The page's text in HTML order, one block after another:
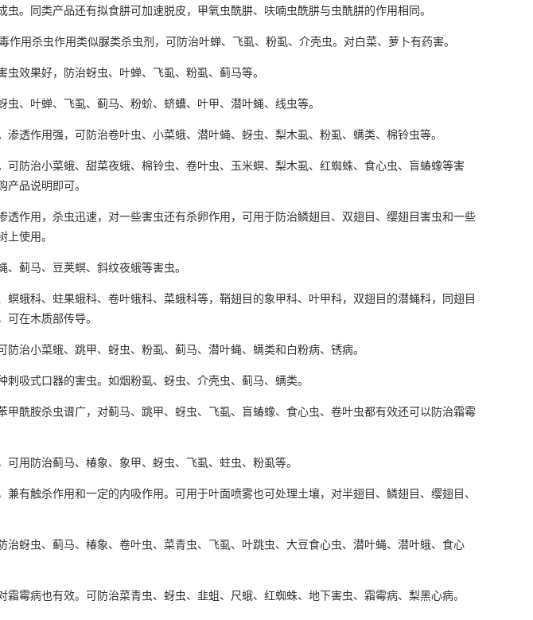
同类产品还有拟食肼可加速脱皮，甲氧虫酰肼、呋喃虫酰肼与虫酰肼的作用相同。
用杀虫作用类似脲类杀虫剂，可防治叶蝉、飞虱、粉虱、介壳虫。对白菜、萝卜有药害。
果好，防治蚜虫、叶蝉、飞虱、粉虱、蓟马等。
叶蝉、飞虱、蓟马、粉蚧、蛴螬、叶甲、潜叶蝇、线虫等。
作用强，可防治卷叶虫、小菜蛾、潜叶蝇、蚜虫、梨木虱、粉虱、螨类、棉铃虫等。
防治小菜蛾、甜菜夜蛾、棉铃虫、卷叶虫、玉米螟、梨木虱、红蜘蛛、食心虫、盲蝽蟓等害
品说明即可。
作用，杀虫迅速，对一些害虫还有杀卵作用，可用于防治鳞翅目、双翅目、缨翅目害虫和一些
使用。
蓟马、豆荚螟、斜纹夜蛾等害虫。
蛾科、蛀果蛾科、卷叶蛾科、菜蛾科等，鞘翅目的象甲科、叶甲科，双翅目的潜蝇科，同翅目
在木质部传导。
小菜蛾、跳甲、蚜虫、粉虱、蓟马、潜叶蝇、螨类和白粉病、锈病。
式口器的害虫。如烟粉虱、蚜虫、介壳虫、蓟马、螨类。
酰胺杀虫谱广，对蓟马、跳甲、蚜虫、飞虱、盲蝽蟓、食心虫、卷叶虫都有效还可以防治霜霉
防治蓟马、椿象、象甲、蚜虫、飞虱、蛀虫、粉虱等。
触杀作用和一定的内吸作用。可用于叶面喷雾也可处理土壤，对半翅目、鳞翅目、缨翅目、
蚜虫、蓟马、椿象、卷叶虫、菜青虫、飞虱、叶跳虫、大豆食心虫、潜叶蝇、潜叶蛾、食心
病也有效。可防治菜青虫、蚜虫、韭蛆、尺蛾、红蜘蛛、地下害虫、霜霉病、梨黑心病。